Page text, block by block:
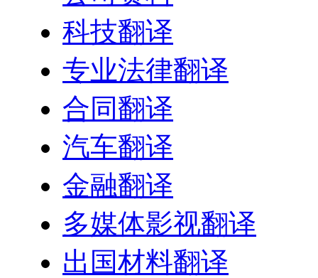
科技翻译
专业法律翻译
合同翻译
汽车翻译
金融翻译
多媒体影视翻译
出国材料翻译